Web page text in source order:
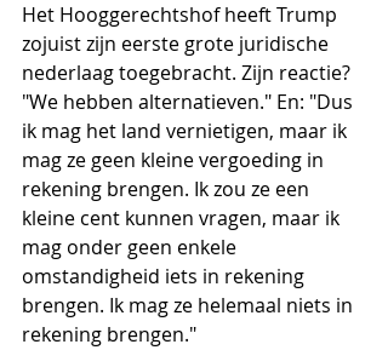
Het Hooggerechtshof heeft Trump
zojuist zijn eerste grote juridische
nederlaag toegebracht. Zijn reactie?
"We hebben alternatieven." En: "Dus
ik mag het land vernietigen, maar ik
mag ze geen kleine vergoeding in
rekening brengen. Ik zou ze een
kleine cent kunnen vragen, maar ik
mag onder geen enkele
omstandigheid iets in rekening
brengen. Ik mag ze helemaal niets in
rekening brengen."